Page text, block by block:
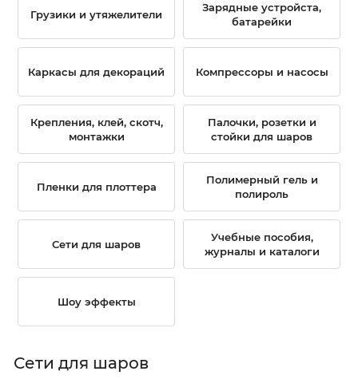
Грузики и утяжелители
Зарядные устройста,
батарейки
Каркасы для декораций Компрессоры и насосы
Крепления, клей, скотч,
монтажки
Палочки, розетки и
стойки для шаров
Пленки для плоттера
Полимерный гель и
полироль
Сети для шаров
Учебные пособия,
журналы и каталоги
Шоу эффекты
Сети для шаров